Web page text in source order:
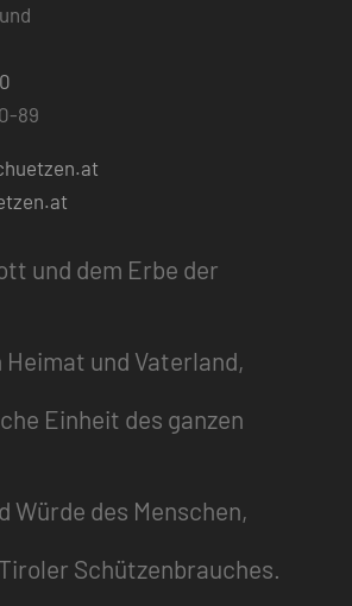
89
und dem Erbe der
Heimat und Vaterland,
Einheit des ganzen
Würde des Menschen,
Schützenbrauches.